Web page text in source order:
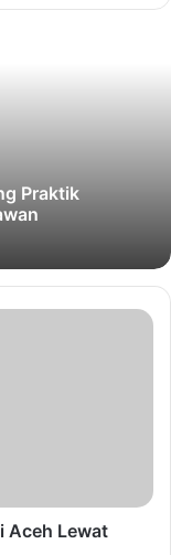
Praktik
Aceh Lewat